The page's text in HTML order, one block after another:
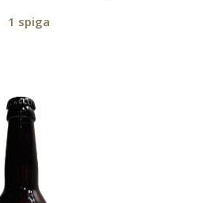
1 spiga